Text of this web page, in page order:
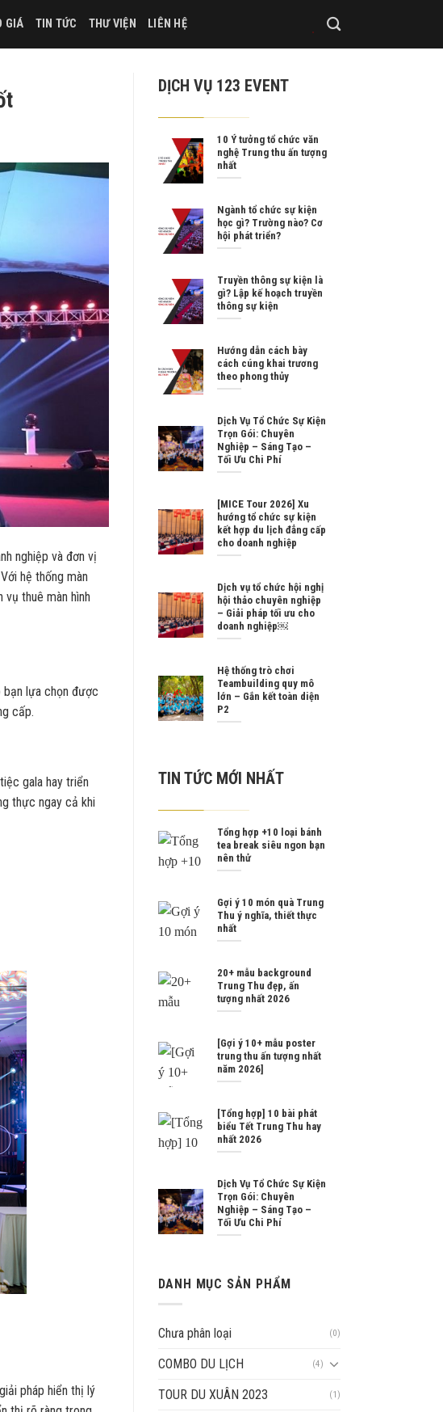
GIÁ TIN TỨC THƯ VIỆN LIÊN HỆ
nghiệp và đơn vị
hệ thống màn
thuê màn hình
bạn lựa chọn được
cấp.
gala hay triển
thực ngay cả khi
pháp hiển thị lý
DỊCH VỤ 123 EVENT
10 Ý tưởng tổ chức văn
nghệ Trung thu ấn tượng
nhất
Ngành tổ chức sự kiện
học gì? Trường nào? Cơ
hội phát triển?
Truyền thông sự kiện là
gì? Lập kế hoạch truyền
thông sự kiện
Hướng dẫn cách bày
cách cúng khai trương
theo phong thủy
Dịch Vụ Tổ Chức Sự Kiện
Trọn Gói: Chuyên
Nghiệp – Sáng Tạo –
Tối Ưu Chi Phí
[MICE Tour 2026] Xu
hướng tổ chức sự kiện
kết hợp du lịch đẳng cấp
cho doanh nghiệp
Dịch vụ tổ chức hội nghị
hội thảo chuyên nghiệp
– Giải pháp tối ưu cho
doanh nghiệp￼
Hệ thống trò chơi
Teambuilding quy mô
lớn – Gắn kết toàn diện
P2
TIN TỨC MỚI NHẤT
Tổng hợp +10 loại bánh
tea break siêu ngon bạn
nên thử
Gợi ý 10 món quà Trung
Thu ý nghĩa, thiết thực
nhất
20+ mẫu background
Trung Thu đẹp, ấn
tượng nhất 2026
[Gợi ý 10+ mẫu poster
trung thu ấn tượng nhất
năm 2026]
[Tổng hợp] 10 bài phát
biểu Tết Trung Thu hay
nhất 2026
Dịch Vụ Tổ Chức Sự Kiện
Trọn Gói: Chuyên
Nghiệp – Sáng Tạo –
Tối Ưu Chi Phí
DANH MỤC SẢN PHẨM
Chưa phân loại (0)
COMBO DU LỊCH (4)
TOUR DU XUÂN 2023 (1)